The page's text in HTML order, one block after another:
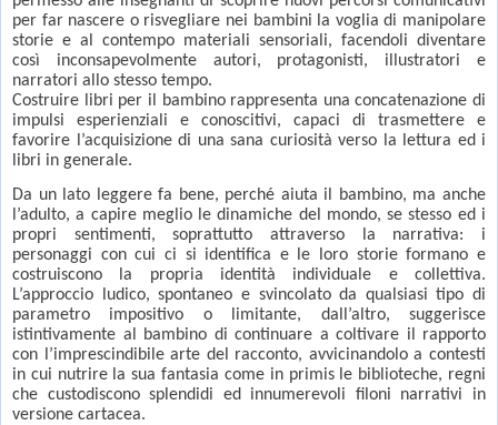
per far nascere o risvegliare nei bambini la voglia di manipolare
storie e al contempo materiali sensoriali, facendoli diventare
così inconsapevolmente autori, protagonisti, illustratori e
narratori allo stesso tempo.
Costruire libri per il bambino rappresenta una concatenazione di
impulsi esperienziali e conoscitivi, capaci di trasmettere e
favorire l’acquisizione di una sana curiosità verso la lettura ed i
libri in generale.
Da un lato leggere fa bene, perché aiuta il bambino, ma anche
l’adulto, a capire meglio le dinamiche del mondo, se stesso ed i
propri sentimenti, soprattutto attraverso la narrativa: i
personaggi con cui ci si identifica e le loro storie formano e
costruiscono la propria identità individuale e collettiva.
L’approccio ludico, spontaneo e svincolato da qualsiasi tipo di
parametro impositivo o limitante, dall’altro, suggerisce
istintivamente al bambino di continuare a coltivare il rapporto
con l’imprescindibile arte del racconto, avvicinandolo a contesti
in cui nutrire la sua fantasia come in primis le biblioteche, regni
che custodiscono splendidi ed innumerevoli filoni narrativi in
versione cartacea.